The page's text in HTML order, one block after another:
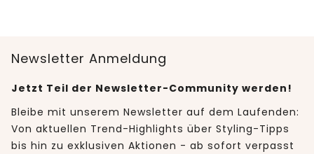
Newsletter Anmeldung
Jetzt Teil der Newsletter-Community werden!
Bleibe mit unserem Newsletter auf dem Laufenden:
Von aktuellen Trend-Highlights über Styling-Tipps
bis hin zu exklusiven Aktionen - ab sofort verpasst